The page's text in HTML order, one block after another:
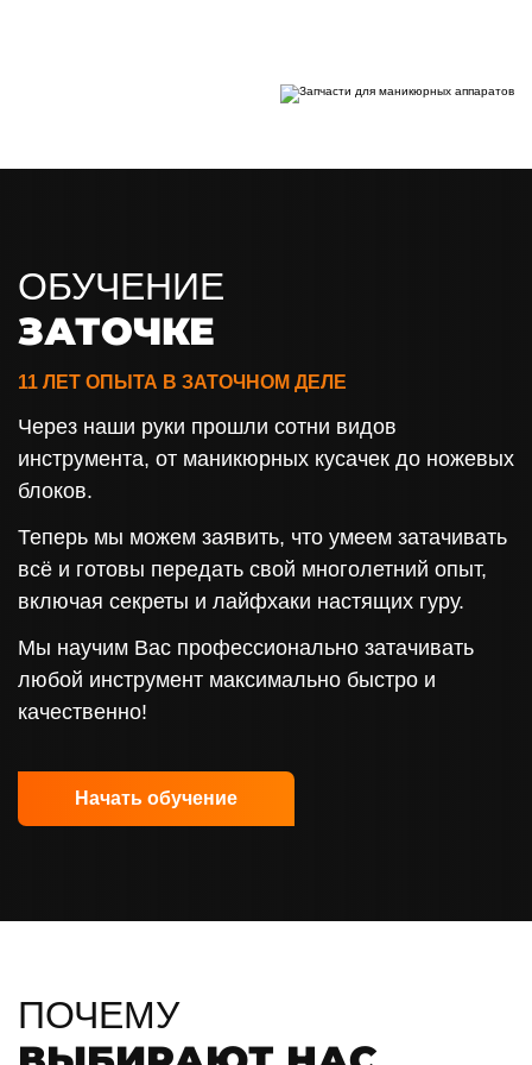
ОБУЧЕНИЕ
ЗАТОЧКЕ
11 ЛЕТ ОПЫТА В ЗАТОЧНОМ ДЕЛЕ
Через наши руки прошли сотни видов
инструмента, от маникюрных кусачек до ножевых
блоков.
Теперь мы можем заявить, что умеем затачивать
всё и готовы передать свой многолетний опыт,
включая секреты и лайфхаки настящих гуру.
Мы научим Вас профессионально затачивать
любой инструмент максимально быстро и
качественно!
Начать обучение
ПОЧЕМУ